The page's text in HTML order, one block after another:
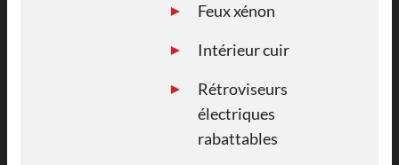
Feux xénon
Intérieur cuir
Rétroviseurs
électriques
rabattables